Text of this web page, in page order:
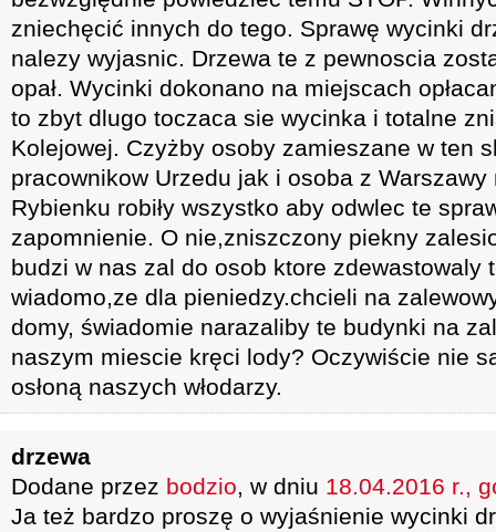
zniechęcić innych do tego. Sprawę wycinki
nalezy wyjasnic. Drzewa te z pewnoscia
opał. Wycinki dokonano na miejscach
to zbyt dlugo toczaca sie wycinka i totalne
Kolejowej. Czyżby osoby zamieszane w ten
pracownikow Urzedu jak i osoba z Warszawy
Rybienku robiły wszystko aby odwlec te
zapomnienie. O nie,zniszczony piekny
budzi w nas zal do osob ktore zdewastowaly
wiadomo,ze dla pieniedzy.chcieli na
domy, świadomie narazaliby te budynki na
naszym miescie kręci lody? Oczywiście nie
osłoną naszych włodarzy.
drzewa
Dodane przez bodzio, w dniu 18.04.2016 r.,
Ja też bardzo proszę o wyjaśnienie wycinki